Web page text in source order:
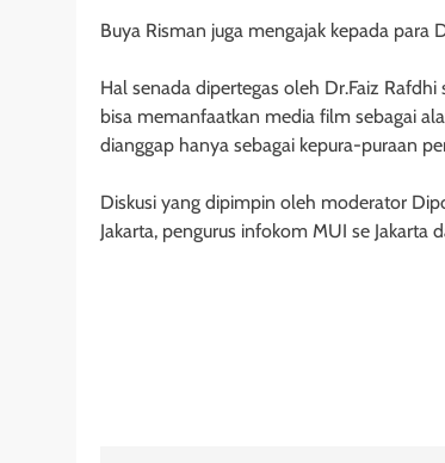
Buya Risman juga mengajak kepada
Hal senada dipertegas oleh Dr.Faiz
bisa memanfaatkan media film sebagai
dianggap hanya sebagai kepura-puraan
Diskusi yang dipimpin oleh moderator
Jakarta, pengurus infokom MUI se Jakarta